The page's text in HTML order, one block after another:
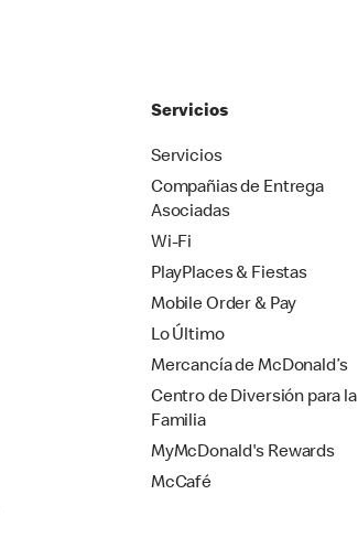
Servicios
Servicios
Compañias de Entrega
Asociadas
Wi-Fi
PlayPlaces & Fiestas
Mobile Order & Pay
Lo Último
Mercancía de McDonald’s
Centro de Diversión para la
Familia
MyMcDonald's Rewards
McCafé